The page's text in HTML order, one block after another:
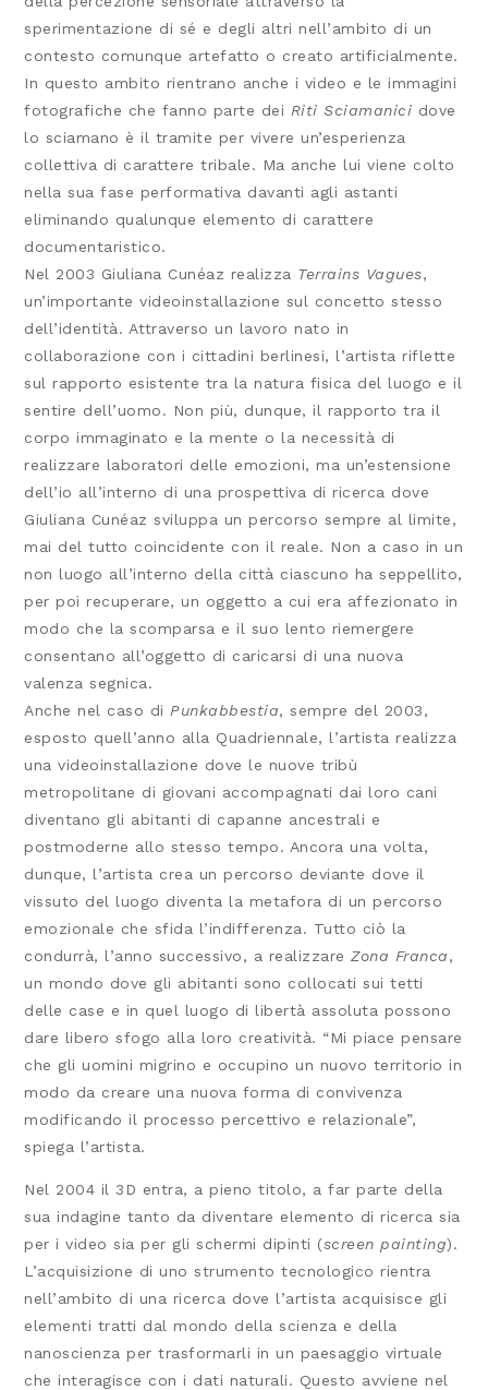
sperimentazione di sé e degli altri nell’ambito di un
contesto comunque artefatto o creato artificialmente.
In questo ambito rientrano anche i video e le immagini
fotografiche che fanno parte dei Riti Sciamanici dove
lo sciamano è il tramite per vivere un’esperienza
collettiva di carattere tribale. Ma anche lui viene colto
nella sua fase performativa davanti agli astanti
eliminando qualunque elemento di carattere
documentaristico.
Nel 2003 Giuliana Cunéaz realizza Terrains Vagues,
un’importante videoinstallazione sul concetto stesso
dell’identità. Attraverso un lavoro nato in
collaborazione con i cittadini berlinesi, l’artista riflette
sul rapporto esistente tra la natura fisica del luogo e il
sentire dell’uomo. Non più, dunque, il rapporto tra il
corpo immaginato e la mente o la necessità di
realizzare laboratori delle emozioni, ma un’estensione
dell’io all’interno di una prospettiva di ricerca dove
Giuliana Cunéaz sviluppa un percorso sempre al limite,
mai del tutto coincidente con il reale. Non a caso in un
non luogo all’interno della città ciascuno ha seppellito,
per poi recuperare, un oggetto a cui era affezionato in
modo che la scomparsa e il suo lento riemergere
consentano all’oggetto di caricarsi di una nuova
valenza segnica.
Anche nel caso di Punkabbestia, sempre del 2003,
esposto quell’anno alla Quadriennale, l’artista realizza
una videoinstallazione dove le nuove tribù
metropolitane di giovani accompagnati dai loro cani
diventano gli abitanti di capanne ancestrali e
postmoderne allo stesso tempo. Ancora una volta,
dunque, l’artista crea un percorso deviante dove il
vissuto del luogo diventa la metafora di un percorso
emozionale che sfida l’indifferenza. Tutto ciò la
condurrà, l’anno successivo, a realizzareZona Franca,
un mondo dove gli abitanti sono collocati sui tetti
delle case e in quel luogo di libertà assoluta possono
dare libero sfogo alla loro creatività. “Mi piace pensare
che gli uomini migrino e occupino un nuovo territorio in
modo da creare una nuova forma di convivenza
modificando il processo percettivo e relazionale”,
spiega l’artista.
Nel 2004 il 3D entra, a pieno titolo, a far parte della
sua indagine tanto da diventare elemento di ricerca sia
per i video sia per gli schermi dipinti (screen painting).
L’acquisizione di uno strumento tecnologico rientra
nell’ambito di una ricerca dove l’artista acquisisce gli
elementi tratti dal mondo della scienza e della
nanoscienza per trasformarli in un paesaggio virtuale
che interagisce con i dati naturali. Questo avviene nel